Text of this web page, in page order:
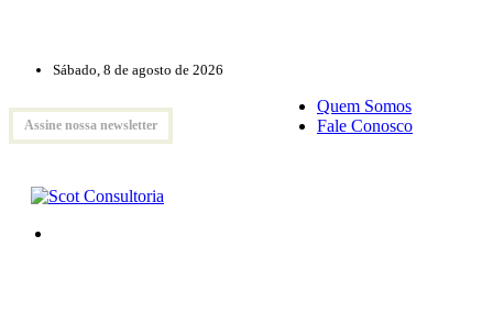
Sábado, 8 de agosto de 2026
Assine nossa newsletter
Quem Somos
Fale Conosco